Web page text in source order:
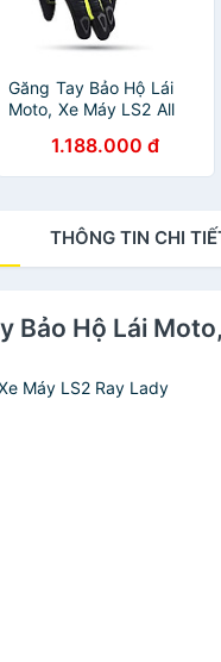
Găng Tay Bảo Hộ Lái
Moto, Xe Máy LS2 All
1.188.000 đ
THÔNG TIN CHI
Bảo Hộ Lái
Máy LS2 Ray Lady